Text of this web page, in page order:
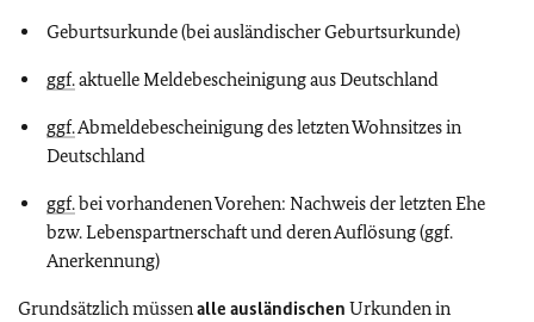
Geburtsurkunde (bei ausländischer Geburtsurkunde)
ggf.aktuelle Meldebescheinigung aus Deutschland
ggf.Abmeldebescheinigung des letzten Wohnsitzes in
Deutschland
ggf.bei vorhandenen Vorehen: Nachweis der letzten Ehe
bzw. Lebenspartnerschaft und deren Auflösung (ggf.
Anerkennung)
Grundsätzlich müssen alle ausländischen Urkunden in